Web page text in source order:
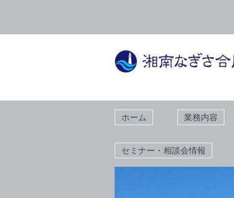
ホーム 業務内容
セミナー・相談会情報